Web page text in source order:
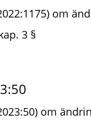
om
3 §
om